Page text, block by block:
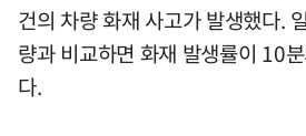
건의 차량 화재 사고가 발생했다.
량과 비교하면 화재 발생률이 10
다.